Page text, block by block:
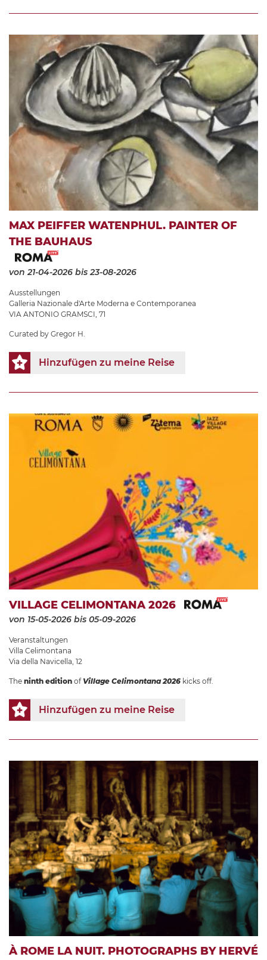
MAX PEIFFER WATENPHUL. PAINTER OF
THE BAUHAUS
von 21-04-2026 bis 23-08-2026
Ausstellungen
Galleria Nazionale d'Arte Moderna e Contemporanea
VIA ANTONIO GRAMSCI, 71
Curated by Gregor H.
Hinzufügen zu meine Reise
VILLAGE CELIMONTANA 2026
von 15-05-2026 bis 05-09-2026
Veranstaltungen
Villa Celimontana
Via della Navicella, 12
The ninth edition of Village Celimontana 2026 kicks off.
Hinzufügen zu meine Reise
À ROME LA NUIT. PHOTOGRAPHS BY HERVÉ